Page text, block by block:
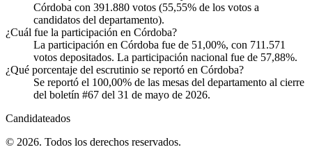
Córdoba con 391.880 votos (55,55% de los votos a
candidatos del departamento).
¿Cuál fue la participación en Córdoba?
La participación en Córdoba fue de 51,00%, con 711.571
votos depositados. La participación nacional fue de 57,88%.
¿Qué porcentaje del escrutinio se reportó en Córdoba?
Se reportó el 100,00% de las mesas del departamento al cierre
del boletín #67 del 31 de mayo de 2026.
Candidateados
© 2026. Todos los derechos reservados.